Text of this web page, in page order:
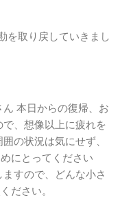
を取り戻していきまし
本日からの復帰、お
、想像以上に疲れを
の状況は気にせず、
にとってください
すので、どんな小さ
ださい。